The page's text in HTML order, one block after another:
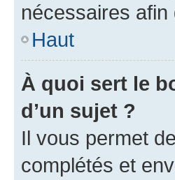
nécessaires
Haut
À quoi sert le
d’un sujet ?
Il vous permet
complétés et